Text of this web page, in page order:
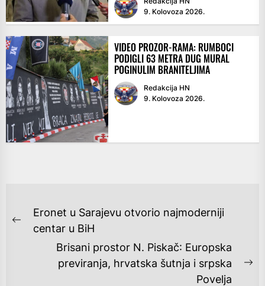
9. Kolovoza 2026.
VIDEO PROZOR-RAMA: RUMBOCI
PODIGLI 63 METRA DUG MURAL
POGINULIM BRANITELJIMA
Redakcija HN
9. Kolovoza 2026.
NAVIGACIJA
OBJAVA
Previous
Eronet u Sarajevu otvorio najmoderniji
centar u BiH
Brisani prostor N. Piskač: Europska
previranja, hrvatska šutnja i srpska
Povelja